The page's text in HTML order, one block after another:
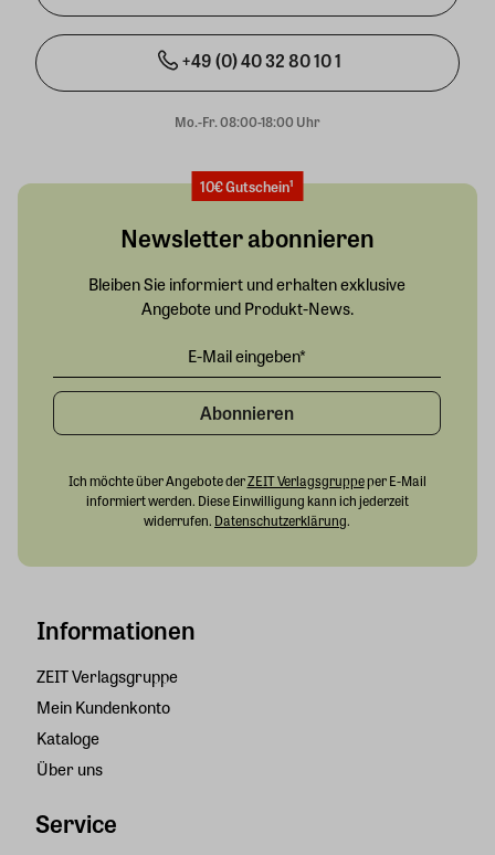
+49 (0) 40 32 80 10 1
Mo.-Fr. 08:00-18:00 Uhr
Informationen
ZEIT Verlagsgruppe
Mein Kundenkonto
Kataloge
Über uns
Service
10€ Gutschein¹
Newsletter abonnieren
Bleiben Sie informiert und erhalten exklusive
Angebote und Produkt-News.
Abonnieren
Ich möchte über Angebote derZEIT Verlagsgruppeper E-Mail
informiert werden. Diese Einwilligung kann ich jederzeit
widerrufen. Datenschutzerklärung.